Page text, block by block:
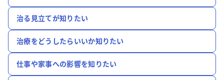
治る見立てが知りたい
治療をどうしたらいいか知りたい
仕事や家事への影響を知りたい